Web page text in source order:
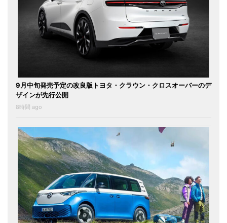
9月中旬発売予定の改良版トヨタ・クラウン・クロスオーバーのデ
ザインが先行公開
8時間 ago